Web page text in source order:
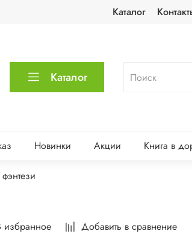
Каталог
Каталог
Новинки Акции Книга в
избранное Добавить в сравнение